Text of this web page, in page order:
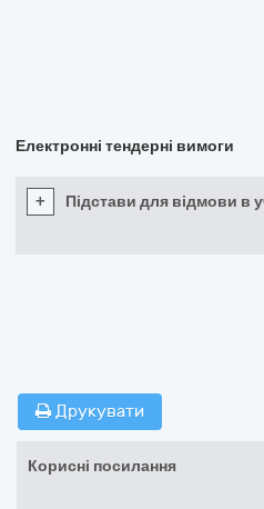
Електронні тендерні вимоги
+ Підстави для відмови в
Друкувати
Корисні посилання